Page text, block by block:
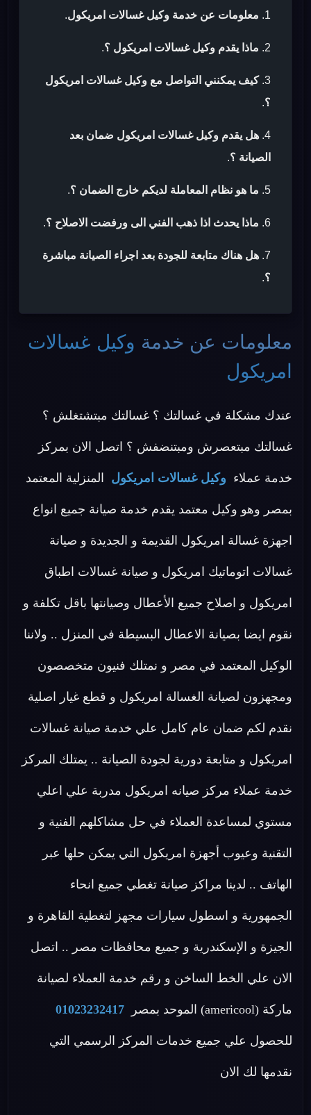
معلومات عن خدمة وكيل غسالات امريكول.
ماذا يقدم وكيل غسالات امريكول ؟.
كيف يمكنني التواصل مع وكيل غسالات امريكول
؟.
هل يقدم وكيل غسالات امريكول ضمان بعد
الصيانة ؟.
ما هو نظام المعاملة لديكم خارج الضمان ؟.
ماذا يحدث اذا ذهب الفني الى ورفضت الاصلاح ؟.
هل هناك متابعة للجودة بعد اجراء الصيانة مباشرة
؟.
معلومات عن خدمة وكيل غسالات
امريكول
عندك مشكلة في غسالتك ؟ غسالتك مبتشتغلش ؟
غسالتك مبتعصرش ومبتنضفش ؟ اتصل الان بمركز
خدمة عملاء وكيل غسالات امريكول المنزلية المعتمد
بمصر وهو وكيل معتمد يقدم خدمة صيانة جميع انواع
اجهزة غسالة امريكول القديمة و الجديدة و صيانة
غسالات اتوماتيك امريكول و صيانة غسالات اطباق
امريكول و اصلاح جميع الأعطال وصيانتها باقل تكلفة و
نقوم ايضا بصيانة الاعطال البسيطة في المنزل .. ولاننا
الوكيل المعتمد في مصر و نمتلك فنيون متخصصون
ومجهزون لصيانة الغسالة امريكول و قطع غيار اصلية
نقدم لكم ضمان عام كامل علي خدمة صيانة غسالات
امريكول و متابعة دورية لجودة الصيانة .. يمتلك المركز
خدمة عملاء مركز صيانه امريكول مدربة علي اعلي
مستوي لمساعدة العملاء في حل مشاكلهم الفنية و
التقنية وعيوب أجهزة امريكول التي يمكن حلها عبر
الهاتف .. لدينا مراكز صيانة تغطي جميع انحاء
الجمهورية و اسطول سيارات مجهز لتغطية القاهرة و
الجيزة و الإسكندرية و جميع محافظات مصر .. اتصل
الان علي الخط الساخن و رقم خدمة العملاء لصيانة
ماركة (americool) الموحد بمصر 01023232417
للحصول علي جميع خدمات المركز الرسمي التي
نقدمها لك الان